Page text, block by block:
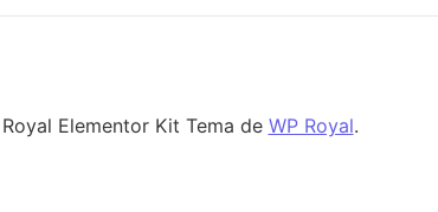
Royal Elementor Kit Tema de WP Royal.